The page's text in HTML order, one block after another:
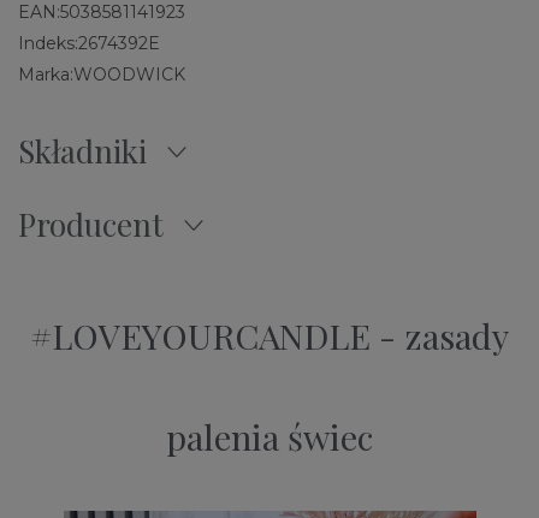
EAN:5038581141923
Indeks:2674392E
Marka:WOODWICK
Składniki
Producent
#LOVEYOURCANDLE - zasady
palenia świec